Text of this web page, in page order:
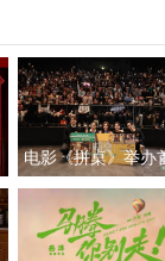
电影《拼桌》举办
礼及路演 白色情人
约搭子稳稳幸福